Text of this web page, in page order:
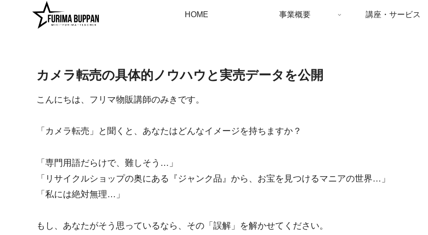
HOME 事業概要 講座・サービス
カメラ転売の具体的ノウハウと実売データを公開
こんにちは、フリマ物販講師のみきです。
「カメラ転売」と聞くと、あなたはどんなイメージを持ちますか？
「専門用語だらけで、難しそう…」
「リサイクルショップの奥にある『ジャンク品』から、お宝を見つけるマニアの世界…」
「私には絶対無理…」
もし、あなたがそう思っているなら、その「誤解」を解かせてください。